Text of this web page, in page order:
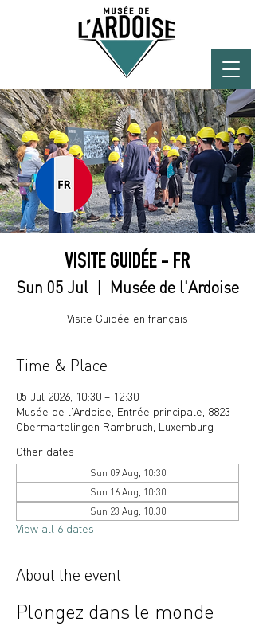
VISITE GUIDÉE - FR
Sun 05 Jul
  |
Musée de l'Ardoise
Visite Guidée en français
Time & Place
05 Jul 2026, 10:30 – 12:30
Musée de l'Ardoise, Entrée principale, 8823
Obermartelingen Rambruch, Luxemburg
Other dates
Sun 09 Aug, 10:30
Sun 16 Aug, 10:30
Sun 23 Aug, 10:30
View all 6 dates
About the event
Plongez dans le monde